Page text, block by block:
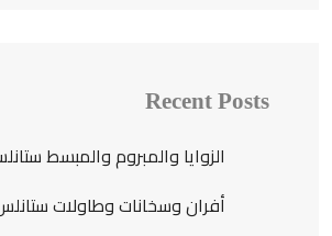
Recent Posts
الزوايا والمبروم والمبسط
أفران وسخانات وطاولات